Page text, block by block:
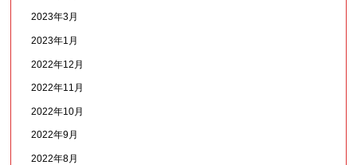
2023年3月
2023年1月
2022年12月
2022年11月
2022年10月
2022年9月
2022年8月